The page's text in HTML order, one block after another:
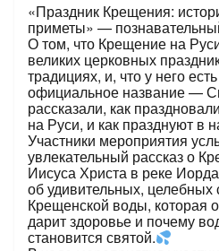
«Праздник Крещения:
приметы» —
О том, что Крещение на
великих церковных
традициях, и, что у него
официальное название —
рассказали, как
на Руси, и как празднуют в
Участники мероприятия
увлекательный рассказ о
Иисуса Христа в реке
об удивительных, целебных
Крещенской воды, которая
дарит здоровье и почему
становится святой.